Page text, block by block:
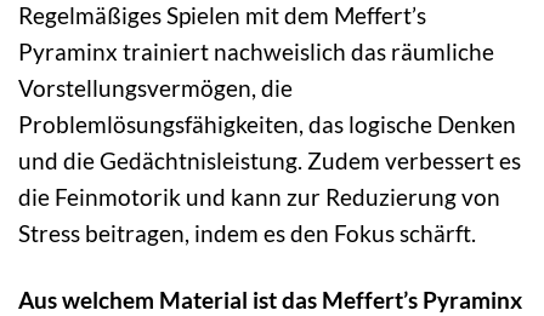
Regelmäßiges Spielen mit dem Meffert’s
Pyraminx trainiert nachweislich das räumliche
Vorstellungsvermögen, die
Problemlösungsfähigkeiten, das logische Denken
und die Gedächtnisleistung. Zudem verbessert es
die Feinmotorik und kann zur Reduzierung von
Stress beitragen, indem es den Fokus schärft.
Aus welchem Material ist das Meffert’s Pyraminx